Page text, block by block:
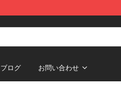
ブログ お問い合わせ